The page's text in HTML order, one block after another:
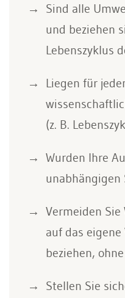
Sind alle
und beziehen
Lebenszyklus
Liegen für
(z. B.
Wurden Ihre
unabhängigen
Vermeiden
auf das
beziehen,
Stellen Sie